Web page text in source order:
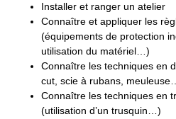
Installer et ranger un atelier
Connaître et appliquer les
(équipements de protection
utilisation du matériel…)
Connaître les techniques en
cut, scie à rubans,
Connaître les techniques en
(utilisation d’un trusquin…)